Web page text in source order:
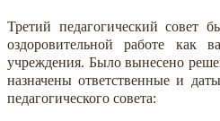
Третий педагогический совет
оздоровительной работе как
учреждения. Было вынесено
назначены ответственные и
педагогического совета: